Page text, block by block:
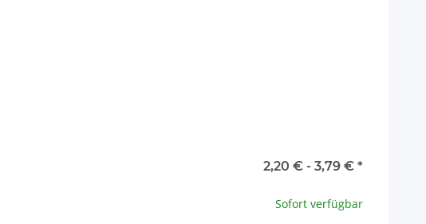
2,20 € - 3,79 € *
Sofort verfügbar